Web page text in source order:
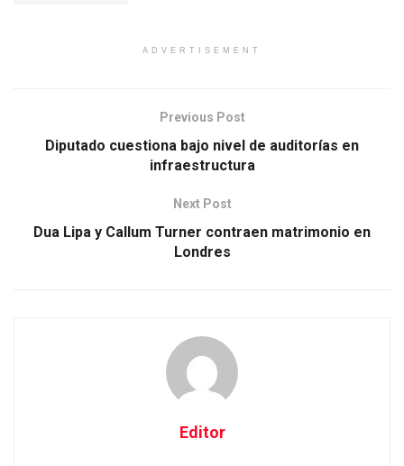
ADVERTISEMENT
Previous Post
Diputado cuestiona bajo nivel de auditorías en
infraestructura
Next Post
Dua Lipa y Callum Turner contraen matrimonio en
Londres
Editor